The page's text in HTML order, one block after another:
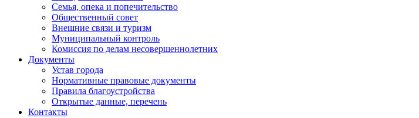
Семья, опека и попечительство
Общественный совет
Внешние связи и туризм
Муниципальный контроль
Комиссия по делам несовершеннолетних
Документы
Устав города
Нормативные правовые документы
Правила благоустройства
Открытые данные, перечень
Контакты